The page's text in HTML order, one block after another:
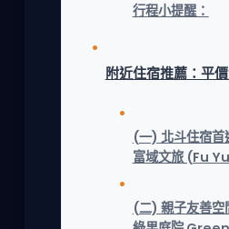
行程小提醒：
附近住宿推薦：平
(一) 北斗住宿
富域文旅 (Fu
(二) 親子友善空